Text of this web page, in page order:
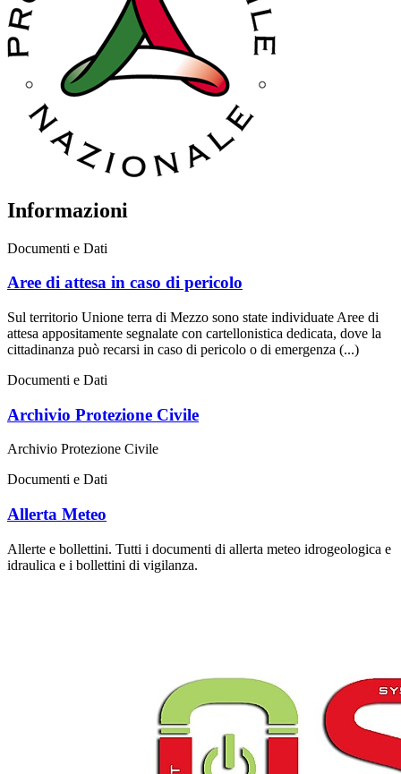
Informazioni
Documenti e Dati
Aree di attesa in caso di pericolo
Sul territorio Unione terra di Mezzo sono state individuate Aree di
attesa appositamente segnalate con cartellonistica dedicata, dove la
cittadinanza può recarsi in caso di pericolo o di emergenza (...)
Documenti e Dati
Archivio Protezione Civile
Archivio Protezione Civile
Documenti e Dati
Allerta Meteo
Allerte e bollettini. Tutti i documenti di allerta meteo idrogeologica e
idraulica e i bollettini di vigilanza.